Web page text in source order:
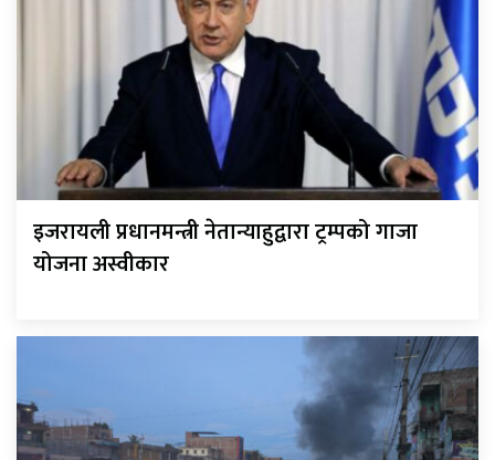
इजरायली प्रधानमन्त्री नेतान्याहुद्वारा ट्रम्पको गाजा
योजना अस्वीकार